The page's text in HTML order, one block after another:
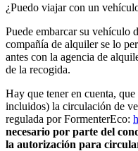
¿Puedo viajar con un
Puede embarcar su vehículo
compañía de alquiler se lo
antes con la agencia de
de la recogida.
Hay que tener en cuenta,
incluidos) la circulación de
regulada por FormenterEco:
necesario por parte del
la autorización para